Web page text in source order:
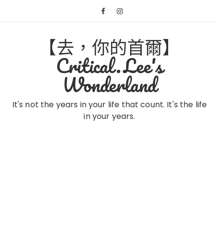
【去，你的首爾】
Critical.Lee's
Wonderland
It's not the years in your life that count. It's the life
in your years.